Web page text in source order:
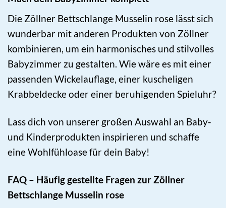
Die Zöllner Bettschlange Musselin rose lässt sich
wunderbar mit anderen Produkten von Zöllner
kombinieren, um ein harmonisches und stilvolles
Babyzimmer zu gestalten. Wie wäre es mit einer
passenden Wickelauflage, einer kuscheligen
Krabbeldecke oder einer beruhigenden Spieluhr?
Lass dich von unserer großen Auswahl an Baby-
und Kinderprodukten inspirieren und schaffe
eine Wohlfühloase für dein Baby!
FAQ – Häufig gestellte Fragen zur Zöllner
Bettschlange Musselin rose